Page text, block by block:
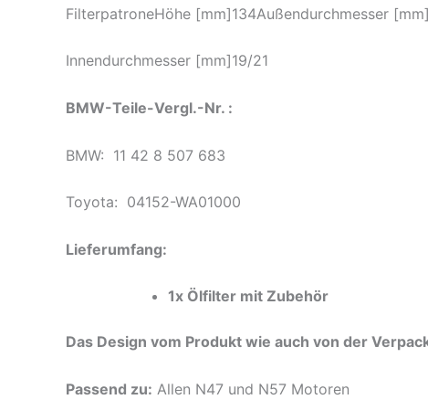
FilterpatroneHöhe [mm]134Außendurchmesser
Innendurchmesser [mm]19/21
BMW-Teile-Vergl.-Nr. :
BMW: 11 42 8 507 683
Toyota: 04152-WA01000
Lieferumfang:
1x Ölfilter mit Zubehör
Das Design vom Produkt wie auch von der
Passend zu: Allen N47 und N57 Motoren